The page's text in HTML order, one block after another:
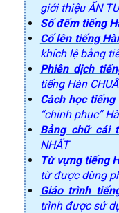
giới thiệu ẤN
Số đếm tiếng
Cố lên tiếng
khích lệ bằng
Phiên dịch
tiếng Hàn
Cách học tiếng
“chinh phục”
Bảng chữ cái
NHẤT
Từ vựng tiếng
từ được dùng
Giáo trình
trình được sử